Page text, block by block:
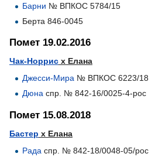
Барни № ВПКОС 5784/15
Берта 846-0045
Помет 19.02.2016
Чак-Норрис х Елана
Джесси-Мира № ВПКОС 6223/18
Дюна спр. № 842-16/0025-4-рос
Помет 15.08.2018
Бастер х Елана
Рада спр. № 842-18/0048-05/рос